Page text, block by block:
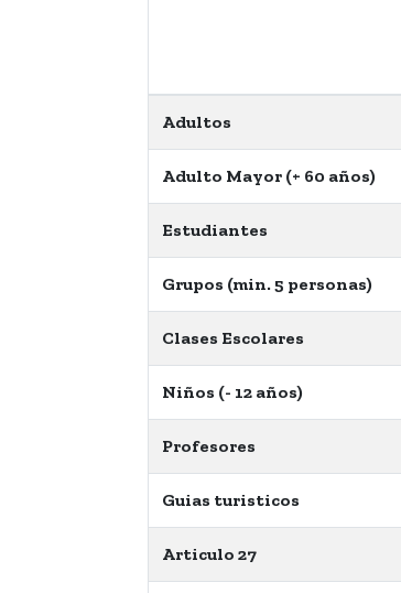
Adultos
Adulto Mayor (+ 60 años)
Estudiantes
Grupos (min. 5 personas)
Clases Escolares
Niños (- 12 años)
Profesores
Guias turisticos
Articulo 27